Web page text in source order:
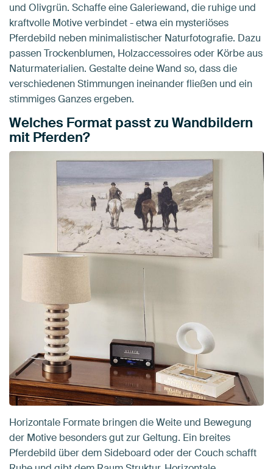
und Olivgrün. Schaffe eine Galeriewand, die ruhige und
kraftvolle Motive verbindet - etwa ein mysteriöses
Pferdebild neben minimalistischer Naturfotografie. Dazu
passen Trockenblumen, Holzaccessoires oder Körbe aus
Naturmaterialien. Gestalte deine Wand so, dass die
verschiedenen Stimmungen ineinander fließen und ein
stimmiges Ganzes ergeben.
Welches Format passt zu Wandbildern
mit Pferden?
Horizontale Formate bringen die Weite und Bewegung
der Motive besonders gut zur Geltung. Ein breites
Pferdebild über dem Sideboard oder der Couch schafft